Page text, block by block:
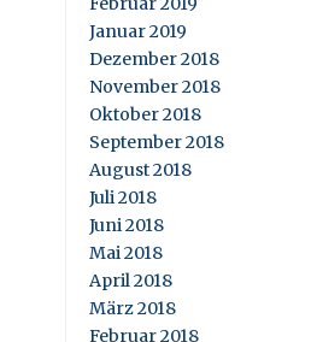
Januar 2019
Dezember 2018
November 2018
Oktober 2018
September 2018
August 2018
Juli 2018
Juni 2018
Mai 2018
April 2018
März 2018
Februar 2018